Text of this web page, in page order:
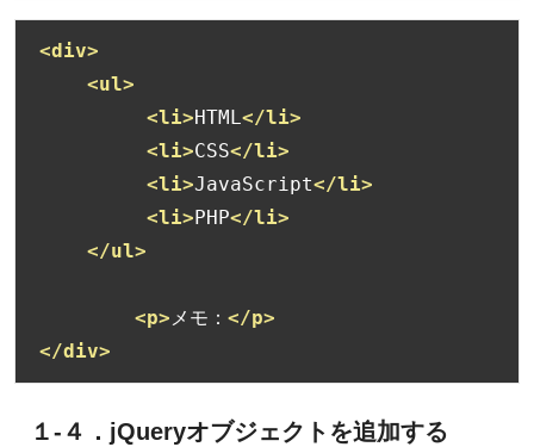
<div>
<ul>
<li>HTML</li>
<li>CSS</li>
<li>JavaScript</li>
<li> PHP</li>
</ul>
<p>メモ： </p>
</div>
１-４．jQueryオブジェクトを追加する